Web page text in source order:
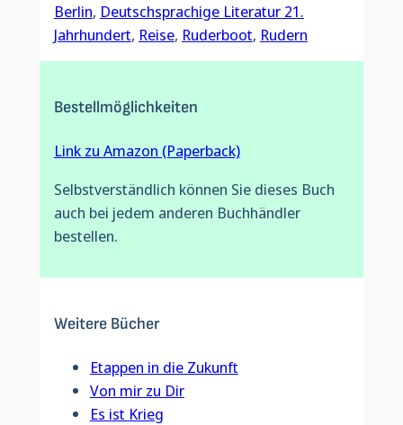
Berlin, Deutschsprachige Literatur 21.
Jahrhundert, Reise, Ruderboot, Rudern
Bestellmöglichkeiten
Link zu Amazon (Paperback)
Selbstverständlich können Sie dieses Buch
auch bei jedem anderen Buchhändler
bestellen.
Weitere Bücher
Etappen in die Zukunft
Von mir zu Dir
Es ist Krieg